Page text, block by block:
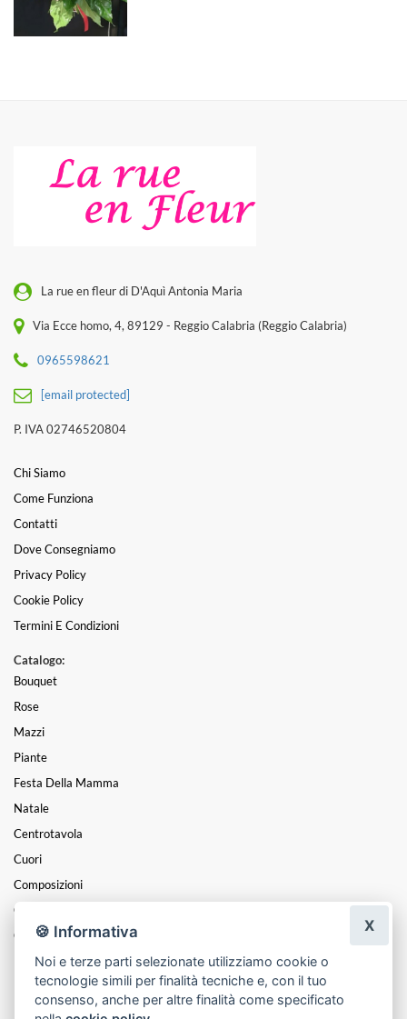
La rue en fleur di D'Aquì Antonia Maria
Via Ecce homo, 4, 89129 - Reggio Calabria (Reggio Calabria)
0965598621
[email protected]
P. IVA 02746520804
Chi Siamo
Come Funziona
Contatti
Dove Consegniamo
Privacy Policy
Cookie Policy
Termini E Condizioni
Catalogo:
Bouquet
Rose
Mazzi
Piante
Festa Della Mamma
Natale
Centrotavola
Cuori
Composizioni
Coroncine
Cesti
Funebre
Massificazione
🍪 Informativa
Noi e terze parti selezionate utilizziamo cookie o
tecnologie simili per finalità tecniche e, con il tuo
consenso, anche per altre finalità come specificato
X